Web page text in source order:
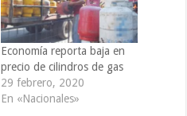
Economía reporta baja en
precio de cilindros de gas
29 febrero, 2020
En «Nacionales»